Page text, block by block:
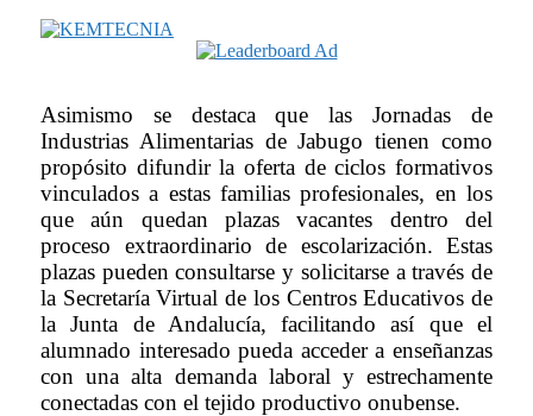
Asimismo se destaca que las Jornadas de
Industrias Alimentarias de Jabugo tienen como
propósito difundir la oferta de ciclos formativos
vinculados a estas familias profesionales, en los
que aún quedan plazas vacantes dentro del
proceso extraordinario de escolarización. Estas
plazas pueden consultarse y solicitarse a través de
la Secretaría Virtual de los Centros Educativos de
la Junta de Andalucía, facilitando así que el
alumnado interesado pueda acceder a enseñanzas
con una alta demanda laboral y estrechamente
conectadas con el tejido productivo onubense.